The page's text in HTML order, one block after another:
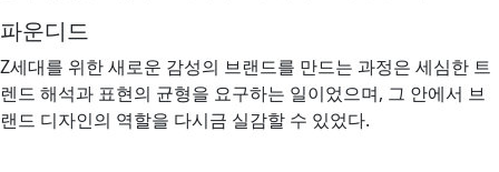
파운디드
Z세대를 위한 새로운 감성의 브랜드를 만드는 과정은 세심한 트
렌드 해석과 표현의 균형을 요구하는 일이었으며, 그 안에서 브
랜드 디자인의 역할을 다시금 실감할 수 있었다.